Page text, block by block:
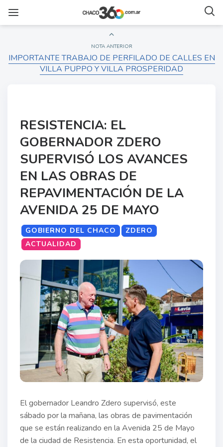
NOTA ANTERIOR
IMPORTANTE TRABAJO DE PERFILADO DE CALLES EN
VILLA PUPPO Y VILLA PROSPERIDAD
RESISTENCIA: EL
GOBERNADOR ZDERO
SUPERVISÓ LOS AVANCES
EN LAS OBRAS DE
REPAVIMENTACIÓN DE LA
AVENIDA 25 DE MAYO
GOBIERNO DEL CHACO
ZDERO
ACTUALIDAD
El gobernador Leandro Zdero supervisó, este
sábado por la mañana, las obras de pavimentación
que se están realizando en la Avenida 25 de Mayo
de la ciudad de Resistencia. En esta oportunidad, el